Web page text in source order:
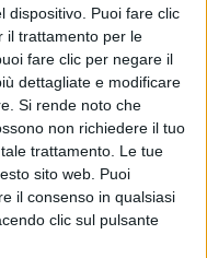
dispositivo. Puoi fare clic
il trattamento per le
fare clic per negare il
dettagliate e modificare
Si rende noto che
non richiedere il tuo
trattamento. Le tue
sito web. Puoi
il consenso in qualsiasi
clic sul pulsante